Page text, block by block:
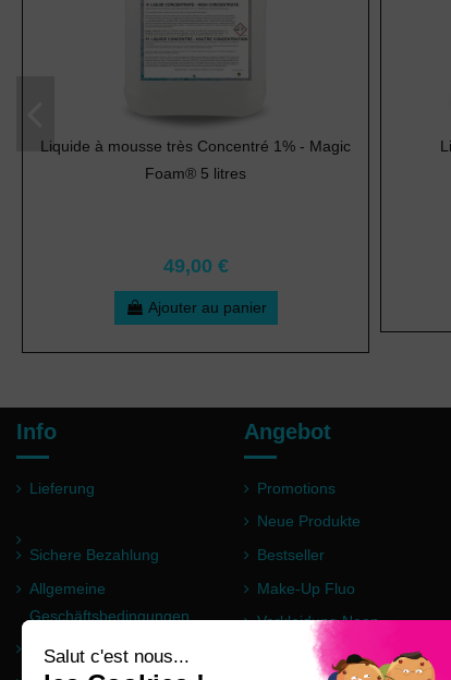
Liquide à mousse très Concentré 1% - Magic
Foam® 5 litres
49,00 €
Ajouter au panier
Info
Lieferung
Sichere Bezahlung
Allgemeine
Geschäftsbedingungen
Impressum
Angebot
Promotions
Neue Produkte
Bestseller
Make-Up Fluo
Verkleidung Neon
Pulver Holi